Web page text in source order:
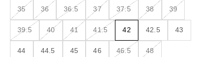
35 36 36.5 37 37.5 38 39
39.5 40 41 41.5 42 42.5 43
44 44.5 45 46 46.5 48